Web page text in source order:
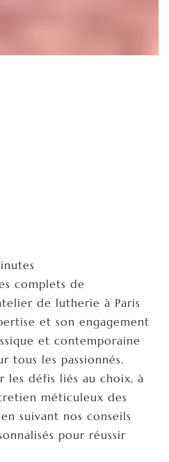
complets de
de lutherie à Paris
et son engagement
et contemporaine
tous les passionnés.
les défis liés au choix, à
méticuleux des
suivant nos conseils
pour réussir